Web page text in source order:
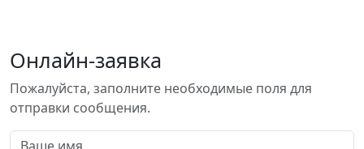
Онлайн-заявка
Пожалуйста, заполните необходимые поля для
отправки сообщения.